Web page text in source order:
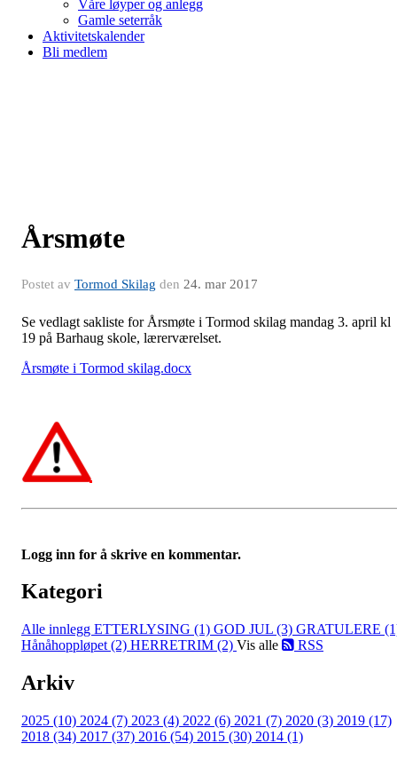
Våre løyper og anlegg
Gamle seterråk
Aktivitetskalender
Bli medlem
Årsmøte
Postet av Tormod Skilag den 24. mar 2017
Se vedlagt sakliste for Årsmøte i Tormod skilag mandag 3. april kl
19 på Barhaug skole, lærerværelset.
Årsmøte i Tormod skilag.docx
Logg inn for å skrive en kommentar.
Kategori
Alle innlegg ETTERLYSING (1) GOD JUL (3) GRATULERE
Hånåhoppløpet (2) HERRETRIM (2) Vis alle RSS
Arkiv
2025 (10) 2024 (7) 2023 (4) 2022 (6) 2021 (7) 2020 (3) 2019 (17)
2018 (34) 2017 (37) 2016 (54) 2015 (30) 2014 (1)